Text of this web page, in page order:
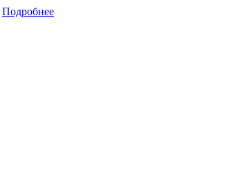
Подробнее